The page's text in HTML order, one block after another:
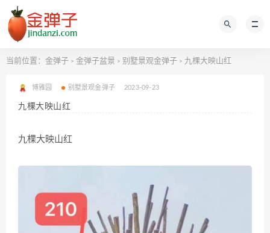
当前位置： 金弹子 > 金弹子盆景 > 别墅景观金弹子 > 九棵大映山红
博雅园 别墅景观金弹子 2023-09-23
九棵大映山红
九棵大映山红